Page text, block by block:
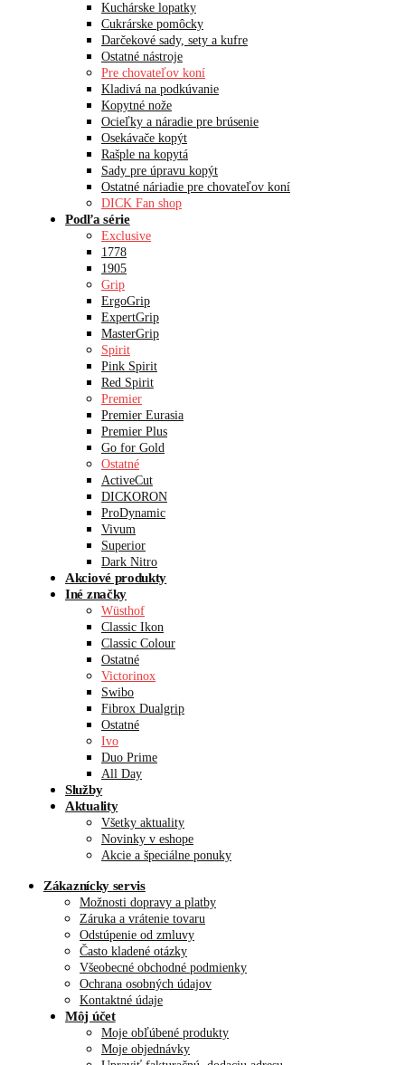
Kuchárske lopatky
Cukrárske pomôcky
Darčekové sady, sety a kufre
Ostatné nástroje
Pre chovateľov koní
Kladivá na podkúvanie
Kopytné nože
Ocieľky a náradie pre brúsenie
Osekávače kopýt
Rašple na kopytá
Sady pre úpravu kopýt
Ostatné náriadie pre chovateľov koní
DICK Fan shop
Podľa série
Exclusive
1778
1905
Grip
ErgoGrip
ExpertGrip
MasterGrip
Spirit
Pink Spirit
Red Spirit
Premier
Premier Eurasia
Premier Plus
Go for Gold
Ostatné
ActiveCut
DICKORON
ProDynamic
Vivum
Superior
Dark Nitro
Akciové produkty
Iné značky
Wüsthof
Classic Ikon
Classic Colour
Ostatné
Victorinox
Swibo
Fibrox Dualgrip
Ostatné
Ivo
Duo Prime
All Day
Služby
Aktuality
Všetky aktuality
Novinky v eshope
Akcie a špeciálne ponuky
Zákaznícky servis
Možnosti dopravy a platby
Záruka a vrátenie tovaru
Odstúpenie od zmluvy
Často kladené otázky
Všeobecné obchodné podmienky
Ochrana osobných údajov
Kontaktné údaje
Môj účet
Moje obľúbené produkty
Moje objednávky